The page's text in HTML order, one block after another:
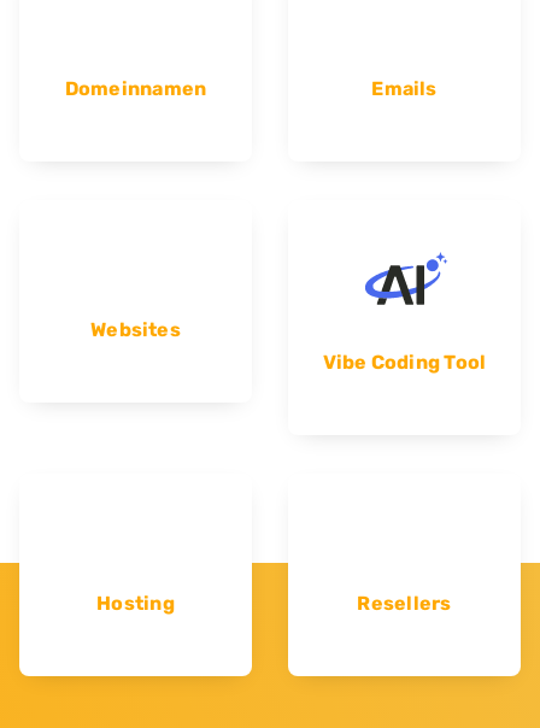
Domeinnamen Emails
Websites
Vibe Coding Tool
Hosting Resellers